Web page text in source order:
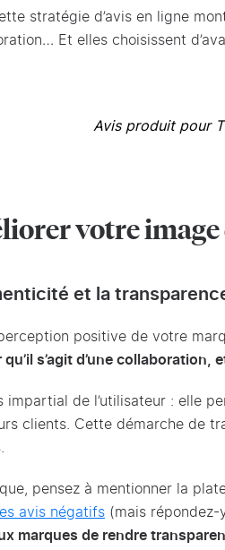
stratégie d’avis en ligne
Et elles choisissent
Avis produit pour
votre
et la
positive de votre
s’agit d’une collaboration,
impartial de l’utilisateur : elle
clients. Cette démarche de
pensez à mentionner la
les avis négatifs (mais répondez-
marques de rendre